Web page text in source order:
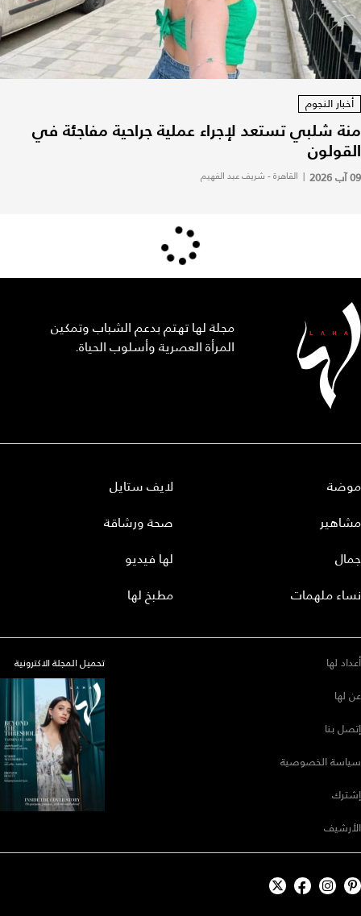
أخبار النجوم
منة شلبي تستعد لإجراء عملية جراحية مفاجئة في
القولون
09 آب 2026 | القاهرة - شريف عبد الفهيم
مجلة لها تهتم بدعم الشباب وتمكين
المرأة العصرية وأسلوب الحياة.
موضة
مشاهير
جمال
نساء ملهمات
لايف ستايل
صحة ورشاقة
لها فيديو
مطبخ لها
أعداد لها
عن لها
إتصل بنا
سياسة الخصوصية
إشترك
الأرشيف
تحميل المجلة الاكترونية